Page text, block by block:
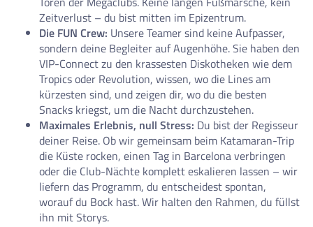
Zeitverlust – du bist mitten im Epizentrum.
Die FUN Crew: Unsere Teamer sind keine Aufpasser,
sondern deine Begleiter auf Augenhöhe. Sie haben den
VIP-Connect zu den krassesten Diskotheken wie dem
Tropics oder Revolution, wissen, wo die Lines am
kürzesten sind, und zeigen dir, wo du die besten
Snacks kriegst, um die Nacht durchzustehen.
Maximales Erlebnis, null Stress: Du bist der Regisseur
deiner Reise. Ob wir gemeinsam beim Katamaran-Trip
die Küste rocken, einen Tag in Barcelona verbringen
oder die Club-Nächte komplett eskalieren lassen – wir
liefern das Programm, du entscheidest spontan,
worauf du Bock hast. Wir halten den Rahmen, du füllst
ihn mit Storys.